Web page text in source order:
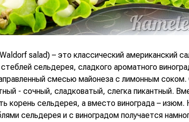
salad) – это классический американский
сельдерея, сладкого ароматного
смесью майонеза с лимонным соком.
- сочный, сладковатый, слегка пикантный.
корень сельдерея, а вместо винограда – изюм.
сельдерея и с виноградом получается